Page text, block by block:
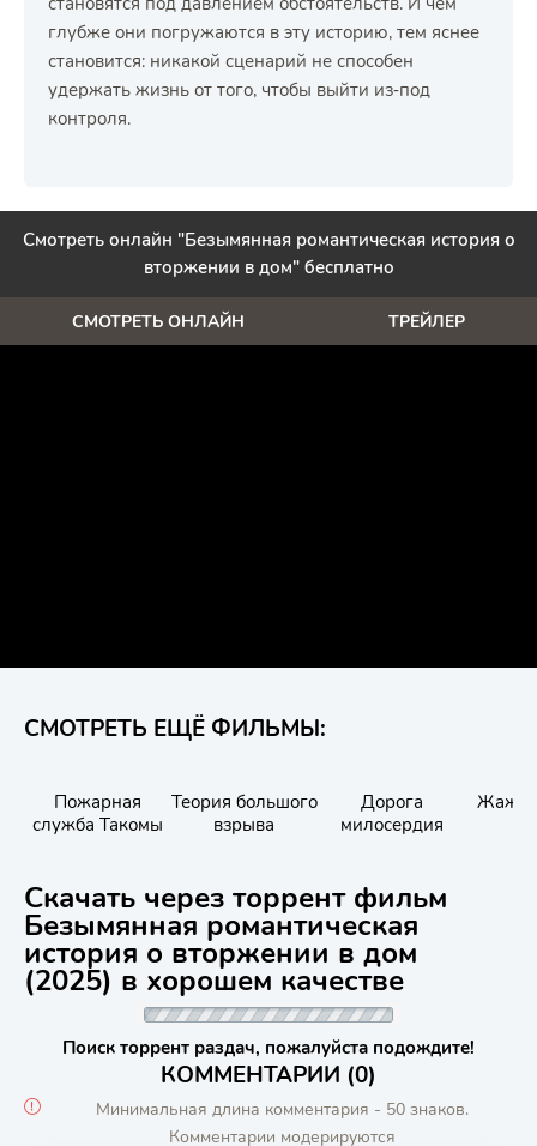
глубже они погружаются в эту историю, тем яснее
становится: никакой сценарий не способен
удержать жизнь от того, чтобы выйти из‑под
контроля.
Смотреть онлайн "Безымянная романтическая история о
вторжении в дом" бесплатно
СМОТРЕТЬ ОНЛАЙН ТРЕЙЛЕР
СМОТРЕТЬ ЕЩЁ ФИЛЬМЫ:
Пожарная
служба Такомы
Теория большого
взрыва
Дорога
милосердия
Жажда
Скачать через торрент фильм
Безымянная романтическая
история о вторжении в дом
(2025) в хорошем качестве
Поиск торрент раздач, пожалуйста подождите!
КОММЕНТАРИИ (0)
Минимальная длина комментария - 50 знаков.
Комментарии модерируются